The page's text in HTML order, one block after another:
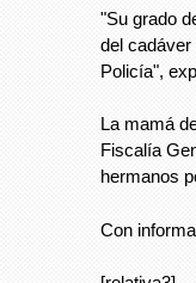
"Su grado
del cadáver
Policía",
La mamá
Fiscalía
hermanos
Con